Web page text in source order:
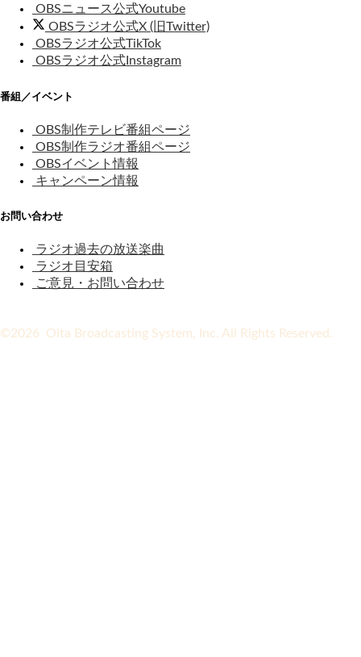
OBSニュース公式Youtube
OBSラジオ公式X (旧Twitter)
OBSラジオ公式TikTok
OBSラジオ公式Instagram
番組／イベント
OBS制作テレビ番組ページ
OBS制作ラジオ番組ページ
OBSイベント情報
キャンペーン情報
お問い合わせ
ラジオ過去の放送楽曲
ラジオ目安箱
ご意見・お問い合わせ
©2026 Oita Broadcasting System, Inc. All Rights Reserved.